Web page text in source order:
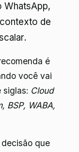
WhatsApp,
de
é
você vai
siglas: Cloud
BSP, WABA,
que